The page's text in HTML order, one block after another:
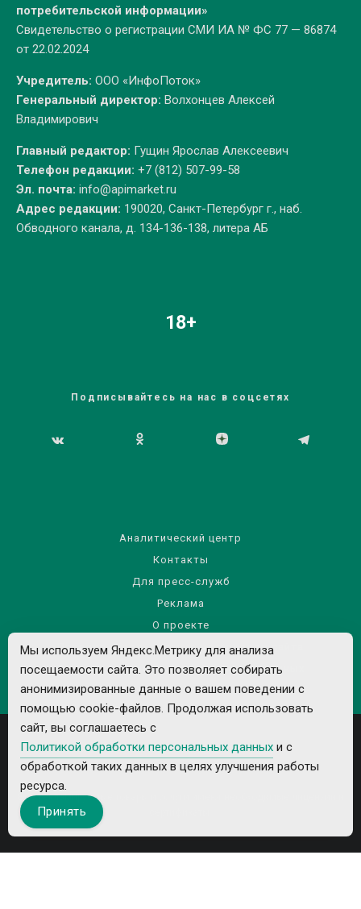
потребительской информации»
Свидетельство о регистрации СМИ ИА № ФС 77 — 86874
от 22.02.2024
Учредитель: ООО «ИнфоПоток»
Генеральный директор: Волхонцев Алексей
Владимирович
Главный редактор: Гущин Ярослав Алексеевич
Телефон редакции: +7 (812) 507-99-58
Эл. почта: info@apimarket.ru
Адрес редакции: 190020, Санкт-Петербург г., наб.
Обводного канала, д. 134-136-138, литера АБ
18+
Подписывайтесь на нас в соцсетях
Аналитический центр
Контакты
Для пресс-служб
Реклама
О проекте
Правила использования материалов сайта
Политика обработки персональных данных
Все рекламируемые товары и услуги имеют необходимые лицензии и
Мы используем Яндекс.Метрику для анализа
посещаемости сайта. Это позволяет собирать
анонимизированные данные о вашем поведении с
помощью cookie-файлов. Продолжая использовать
сайт, вы соглашаетесь с
Политикой обработки персональных данных и с
обработкой таких данных в целях улучшения работы
ресурса.
Принять